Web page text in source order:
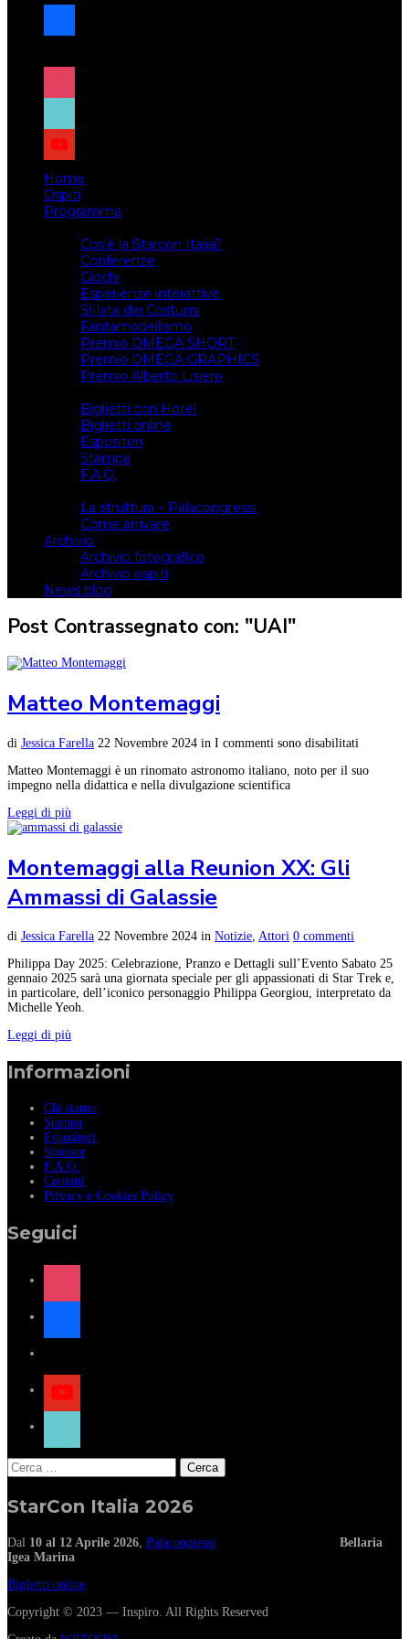
facebook
x
instagram
tiktok
youtube
Home
Ospiti
Programma
Cos’è la Starcon Italia?
Conferenze
Giochi
Esperienze interattive
Sfilata dei Costumi
Fantamodellismo
Premio OMEGA SHORT
Premio OMEGA GRAPHICS
Premio Alberto Lisiero
Biglietti con Hotel
Biglietti online
Espositori
Stampa
F.A.Q.
La struttura – Palacongressi
Come arrivare
Archivio
Archivio fotografico
Archivio ospiti
News blog
Post Contrassegnato con: "UAI"
Matteo Montemaggi
di Jessica Farella 22 Novembre 2024 in I commenti sono disabilitati
Matteo Montemaggi è un rinomato astronomo italiano, noto per il suo
impegno nella didattica e nella divulgazione scientifica
Leggi di più
Montemaggi alla Reunion XX: Gli
Ammassi di Galassie
di Jessica Farella 22 Novembre 2024 in Notizie, Attori 0 commenti
Philippa Day 2025: Celebrazione, Pranzo e Dettagli sull’Evento Sabato 25
gennaio 2025 sarà una giornata speciale per gli appassionati di Star Trek e,
in particolare, dell’iconico personaggio Philippa Georgiou, interpretato da
Michelle Yeoh.
Leggi di più
Informazioni
Chi siamo
Stampa
Espositori
Sponsor
F.A.Q.
Contatti
Privacy e Cookies Policy
Seguici
instagram
facebook
x
youtube
tiktok
Ricerca
per:
StarCon Italia 2026
Dal 10 al 12 Aprile 2026, Palacongressi
Bellaria
Igea Marina
Biglietti online
Copyright © 2023 — Inspiro. All Rights Reserved